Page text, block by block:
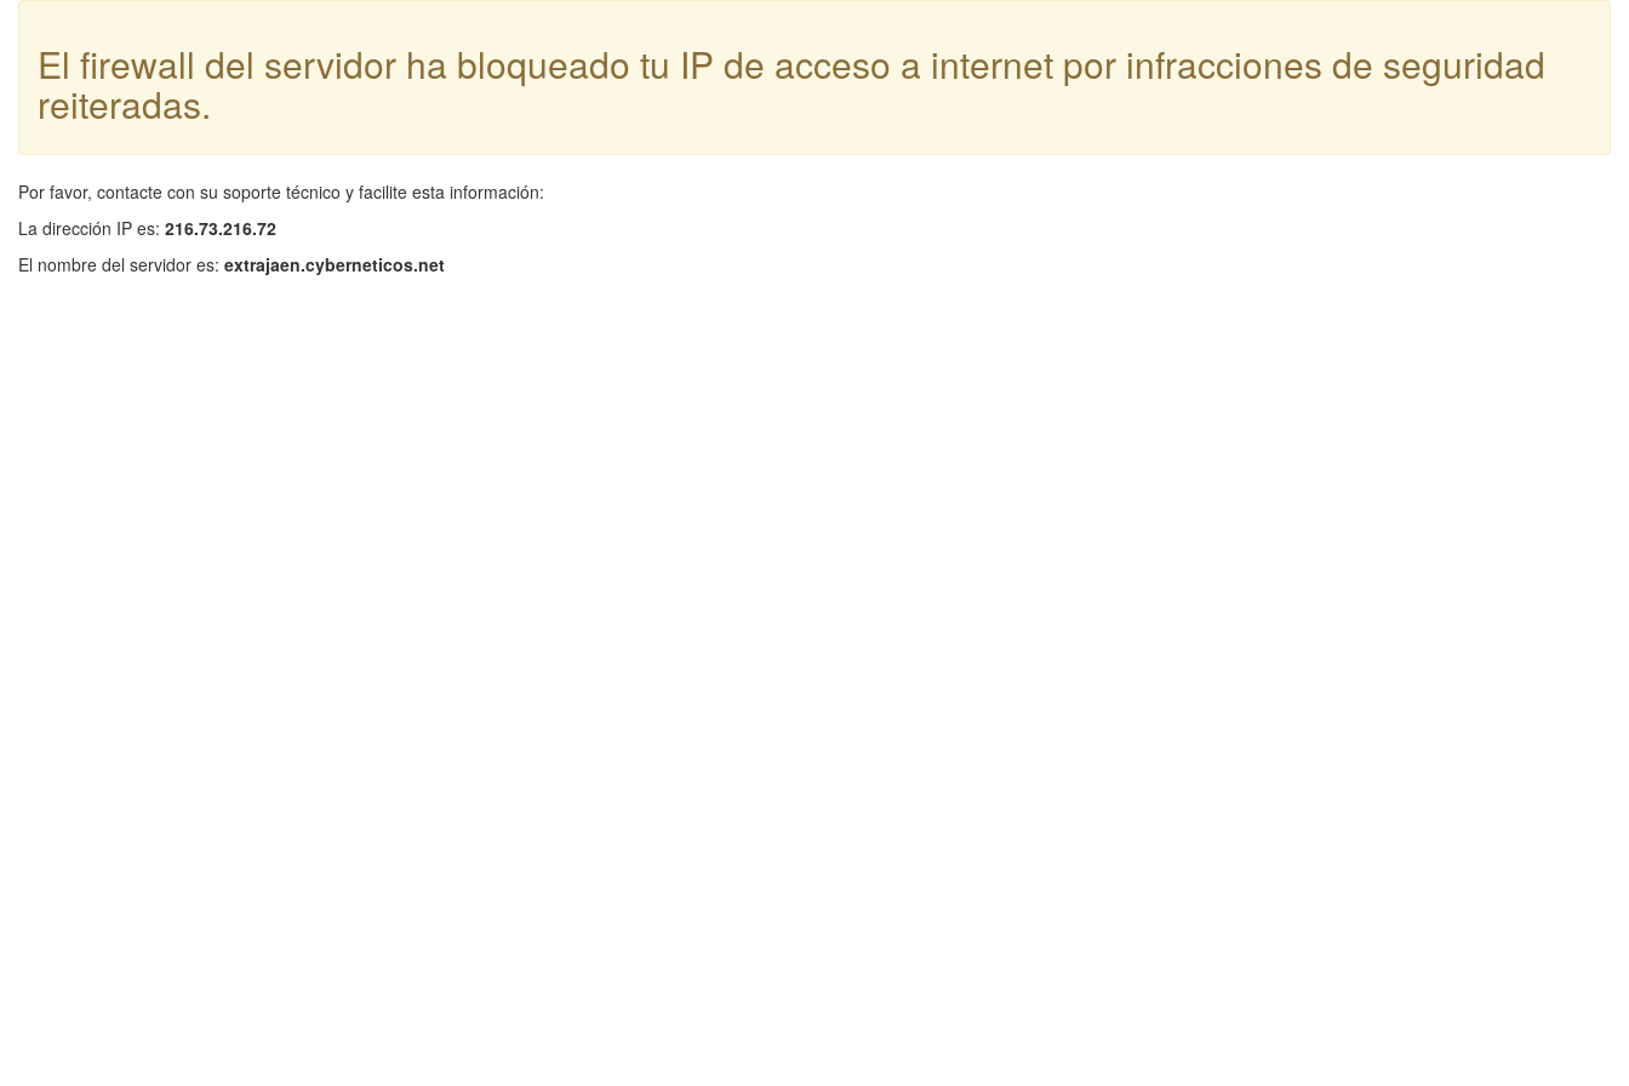
El firewall del servidor ha bloqueado tu IP de acceso a internet por infracciones de seguridad
reiteradas.
Por favor, contacte con su soporte técnico y facilite esta información:
La dirección IP es: 216.73.216.72
El nombre del servidor es: extrajaen.cyberneticos.net